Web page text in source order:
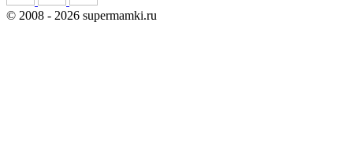
© 2008 - 2026 supermamki.ru